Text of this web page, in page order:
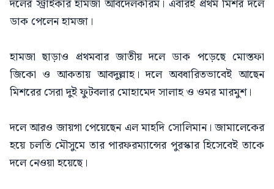
দলের স্ট্রাইকার হামজা আবদেলকরিম। এবারই প্রথম মিশর দলে
ডাক পেলেন হামজা।
হামজা ছাড়াও প্রথমবার জাতীয় দলে ডাক পড়েছে মোস্তফা
জিকো ও আকতায় আবদুল্লাহ। দলে অবধারিতভাবেই আছেন
মিশরের সেরা দুই ফুটবলার মোহামেদ সালাহ ও ওমর মারমুশ।
দলে আরও জায়গা পেয়েছেন এল মাহদি সোলিমান। জামালেকের
হয়ে চলতি মৌসুমে তার পারফরম্যান্সের পুরস্কার হিসেবেই তাকে
দলে নেওয়া হয়েছে।